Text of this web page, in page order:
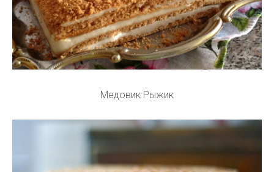
Медовик Рыжик